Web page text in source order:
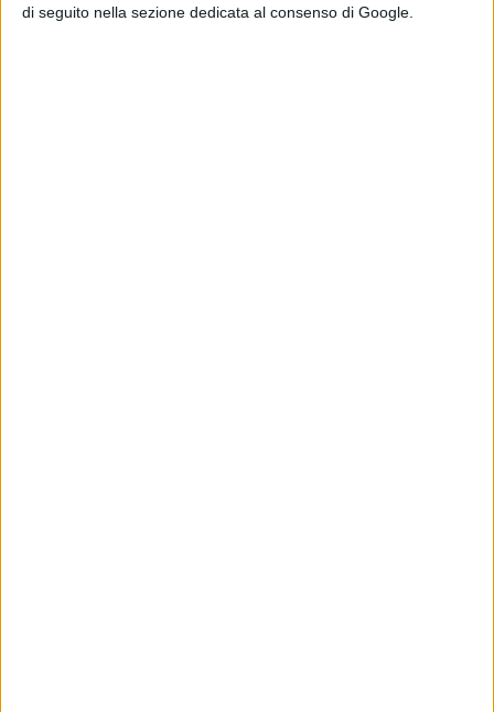
di seguito nella sezione dedicata al consenso di Google.